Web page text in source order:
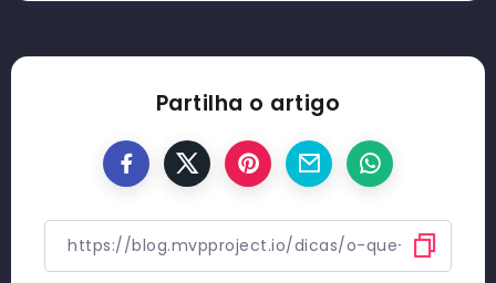
Partilha o artigo